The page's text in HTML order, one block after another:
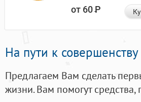
от 60Р
На пути к
Предлагаем Вам сделать
жизни. Вам помогут